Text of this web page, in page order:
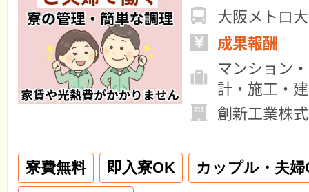
大阪メトロ
成果報酬
マンション
計・施工・
創新工業株
寮費無料 即入寮OK
カップル・夫婦